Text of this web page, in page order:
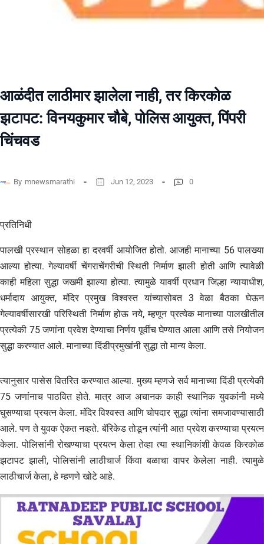
आळंदीत लाठीमार झालेला नाही, तर किरकोळ
झटापट: विनयकुमार चौबे, पोलिस आयुक्त, पिंपरी
चिंचवड
By mnewsmarathi Jun 12, 2023 0
प्रतिनिधी
पालखी प्रस्थान सोहळा हा दरवर्षी आयोजित होतो. आजही मानाच्या 56 पालख्या
आल्या होत्या. गेल्यावर्षी चेंगराचेंगरीची स्थिती निर्माण झाली होती आणि त्यावेळी
काही महिला सुद्धा जखमी झाल्या होत्या. त्यामुळे यावर्षी प्रधान जिल्हा न्यायाधीश,
धर्मादाय आयुक्त, मंदिर प्रमुख विश्वस्त यांच्यासोबत 3 वेळा बैठका घेऊन
गेल्यावर्षीसारखी परिस्थिती निर्माण होऊ नये, म्हणून प्रत्येक मानाच्या पालखीतील
प्रत्येकी 75 जणांना प्रवेश देण्याचा निर्णय पूर्वीच घेण्यात आला आणि तसे नियोजन
सुद्धा करण्यात आले. मानाच्या दिंडीप्रमुखांनी सुद्धा तो मान्य केला.
त्यानुसार पासेस वितरित करण्यात आल्या. मुख्य म्हणजे सर्व मानाच्या दिंडी प्रत्येकी
75 जणांनाच पाठवित होते. मात्र आज अचानक काही स्थानिक युवकांनी मध्ये
घुसण्याचा प्रयत्न केला. मंदिर विश्वस्त आणि चोपदार सुद्धा त्यांना समजावण्यासाठी
आले. पण ते युवक ऐकत नव्हते. बॅरिकेड तोडून त्यांनी आत प्रवेश करण्याचा प्रयत्न
केला. पोलिसांनी रोखण्याचा प्रयत्न केला तेव्हा त्या स्थानिकांशी केवळ किरकोळ
झटापट झाली, पोलिसांनी लाठीचार्ज किंवा बळाचा वापर केलेला नाही. त्यामुळे
लाठीचार्ज केला, हे म्हणणे खोटे आहे.